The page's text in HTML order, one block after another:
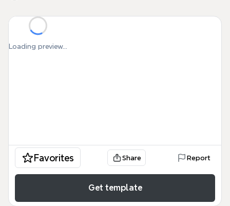
Loading preview...
Favorites Share Report
Get template